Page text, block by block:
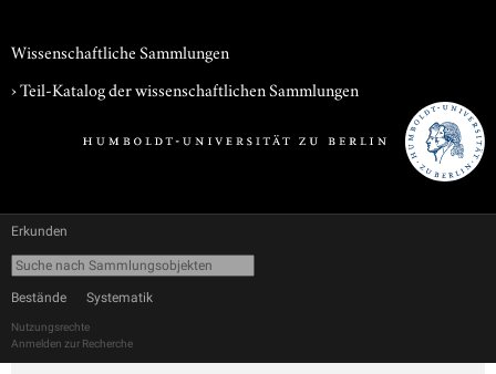
Wissenschaftliche Sammlungen
› Teil-Katalog der wissenschaftlichen Sammlungen
Erkunden
Bestände Systematik
Nutzungsrechte
Anmelden zur Recherche